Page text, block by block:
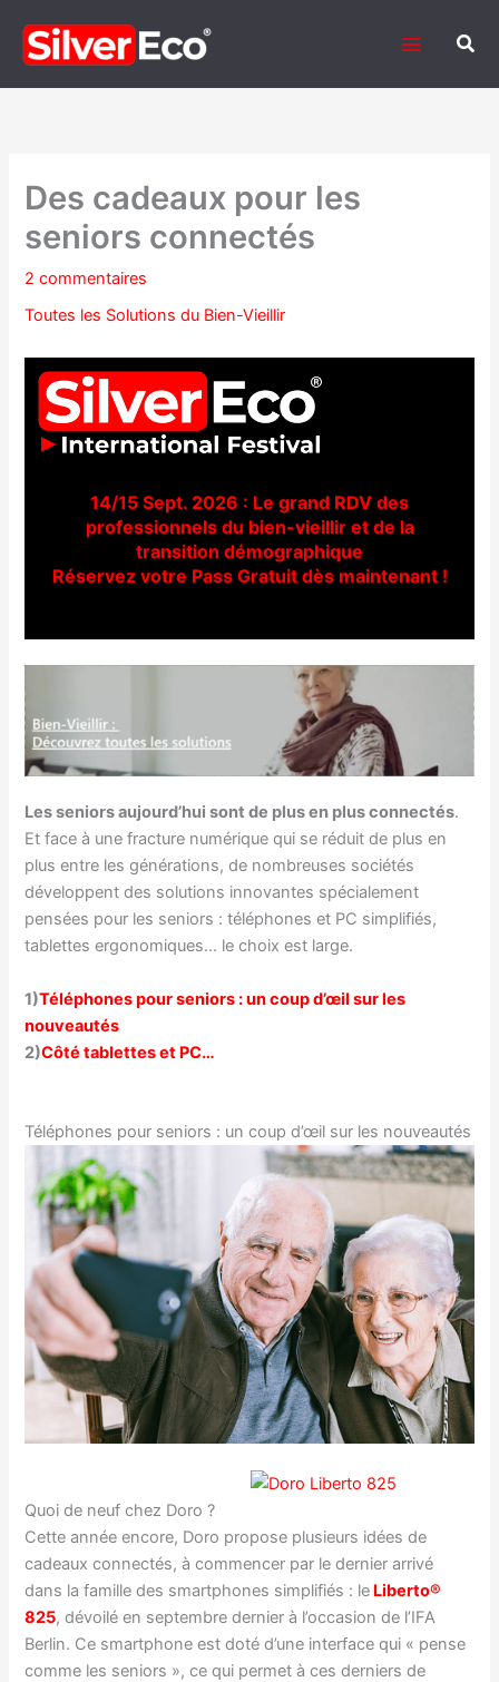
contenu
Des cadeaux pour les
seniors connectés
2 commentaires
Toutes les Solutions du Bien-Vieillir
14/15 Sept. 2026 : Le grand RDV des
professionnels du bien-vieillir et de la
transition démographique
Réservez votre Pass Gratuit dès maintenant !
Les seniors aujourd’hui sont de plus en plus connectés.
Et face à une fracture numérique qui se réduit de plus en
plus entre les générations, de nombreuses sociétés
développent des solutions innovantes spécialement
pensées pour les seniors : téléphones et PC simplifiés,
tablettes ergonomiques… le choix est large.
1)Téléphones pour seniors : un coup d’œil sur les
nouveautés
2)Côté tablettes et PC…
Téléphones pour seniors : un coup d’œil sur les nouveautés
Quoi de neuf chez Doro ?
Cette année encore, Doro propose plusieurs idées de
cadeaux connectés, à commencer par le dernier arrivé
dans la famille des smartphones simplifiés : le Liberto®
825, dévoilé en septembre dernier à l’occasion de l’IFA
Berlin. Ce smartphone est doté d’une interface qui « pense
comme les seniors », ce qui permet à ces derniers de